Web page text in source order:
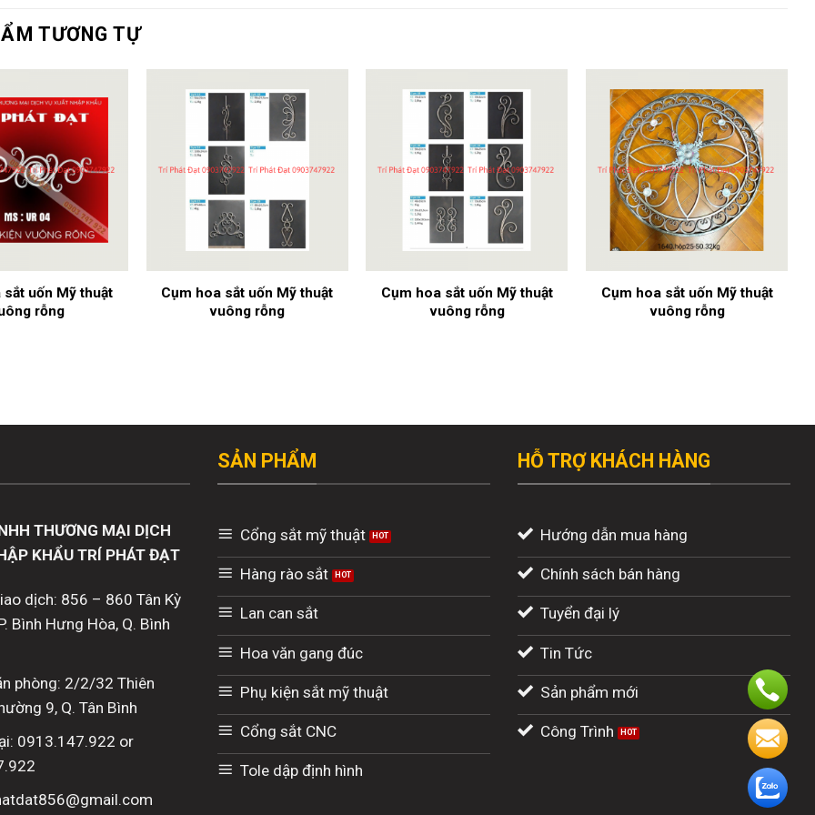
TƯƠNG TỰ
sắt uốn Mỹ thuật
rỗng
Cụm hoa sắt uốn Mỹ thuật
vuông rỗng
Cụm hoa sắt uốn Mỹ thuật
vuông rỗng
Cụm hoa sắt uốn Mỹ thuật
vuông rỗng
THƯƠNG MẠI DỊCH
KHẨU TRÍ PHÁT ĐẠT
dịch: 856 – 860 Tân Kỳ
Bình Hưng Hòa, Q. Bình
phòng: 2/2/32 Thiên
9, Q. Tân Bình
0913.147.922 or
SẢN PHẨM
Cổng sắt mỹ thuật
Hàng rào sắt
Lan can sắt
Hoa văn gang đúc
Phụ kiện sắt mỹ thuật
Cổng sắt CNC
Tole dập định hình
HỖ TRỢ KHÁCH HÀNG
Hướng dẫn mua hàng
Chính sách bán hàng
Tuyển đại lý
Tin Tức
Sản phẩm mới
Công Trình